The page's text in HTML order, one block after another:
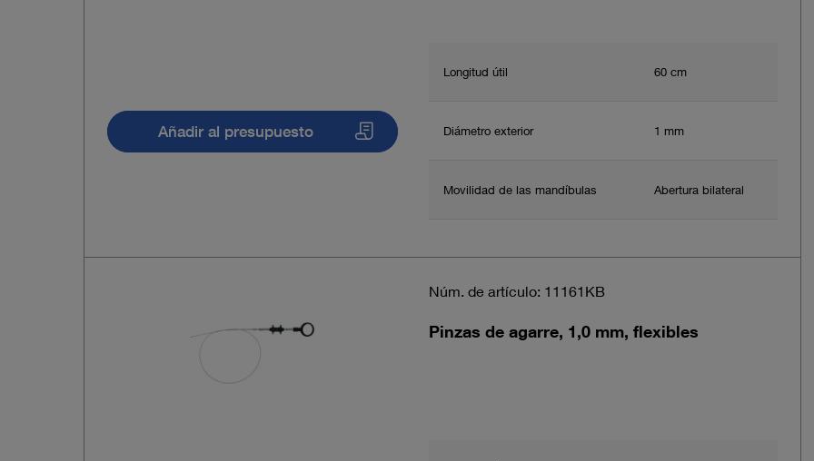
Longitud útil 60 cm
Diámetro exterior 1 mm
Movilidad de las mandíbulas Abertura bilateral
Añadir al presupuesto
Núm. de artículo: 11161KB
Pinzas de agarre, 1,0 mm, flexibles